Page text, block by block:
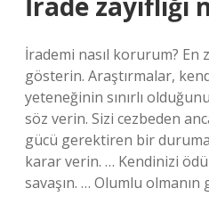
İrademi nasıl korurum? En
gösterin. Araştırmalar,
yeteneğinin sınırlı
söz verin. Sizi cezbeden
gücü gerektiren bir
karar verin. … Kendinizi
savaşın. … Olumlu olmanın